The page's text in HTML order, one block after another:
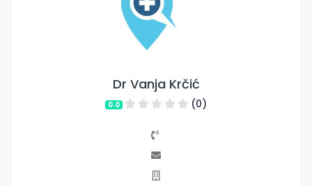
Dr Vanja Krčić
0.0 (0)